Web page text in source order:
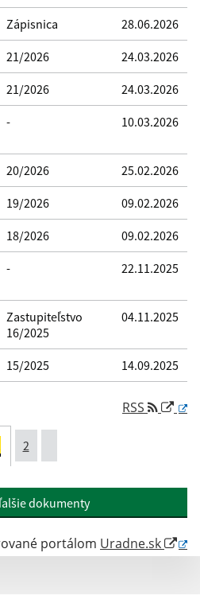
Reset
Zápisnica 28.06.2026
21/2026 24.03.2026
21/2026 24.03.2026
- 10.03.2026
20/2026 25.02.2026
19/2026 09.02.2026
18/2026 09.02.2026
- 22.11.2025
Zastupiteľstvo
16/2025
04.11.2025
15/2025 14.09.2025
RSS
2
dokumenty
portálom Uradne.sk